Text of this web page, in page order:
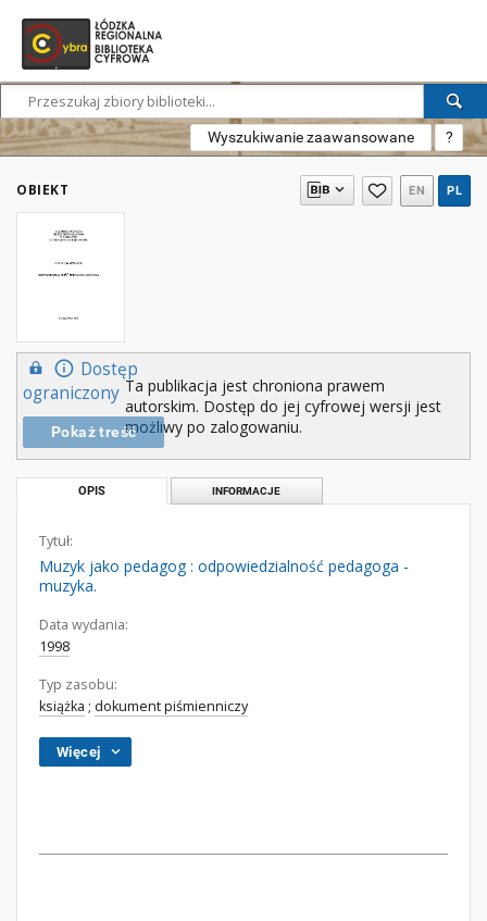
Wyszukiwanie zaawansowane ?
OBIEKT EN PL
Dostęp
ograniczony
Pokaż treść
Ta publikacja jest chroniona prawem
autorskim. Dostęp do jej cyfrowej wersji jest
możliwy po zalogowaniu.
OPIS INFORMACJE
Tytuł:
Muzyk jako pedagog : odpowiedzialność pedagoga -
muzyka.
Data wydania:
1998
Typ zasobu:
książka ; dokument piśmienniczy
Więcej